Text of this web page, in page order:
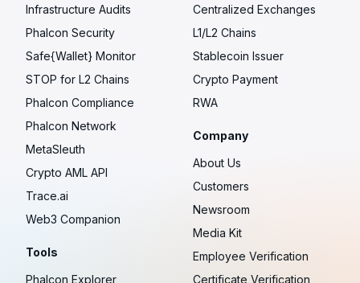
Infrastructure Audits
Phalcon Security
Safe{Wallet} Monitor
STOP for L2 Chains
Phalcon Compliance
Phalcon Network
MetaSleuth
Crypto AML API
Trace.ai
Web3 Companion
Tools
Phalcon Explorer
Centralized Exchanges
L1/L2 Chains
Stablecoin Issuer
Crypto Payment
RWA
Company
About Us
Customers
Newsroom
Media Kit
Employee Verification
Certificate Verification